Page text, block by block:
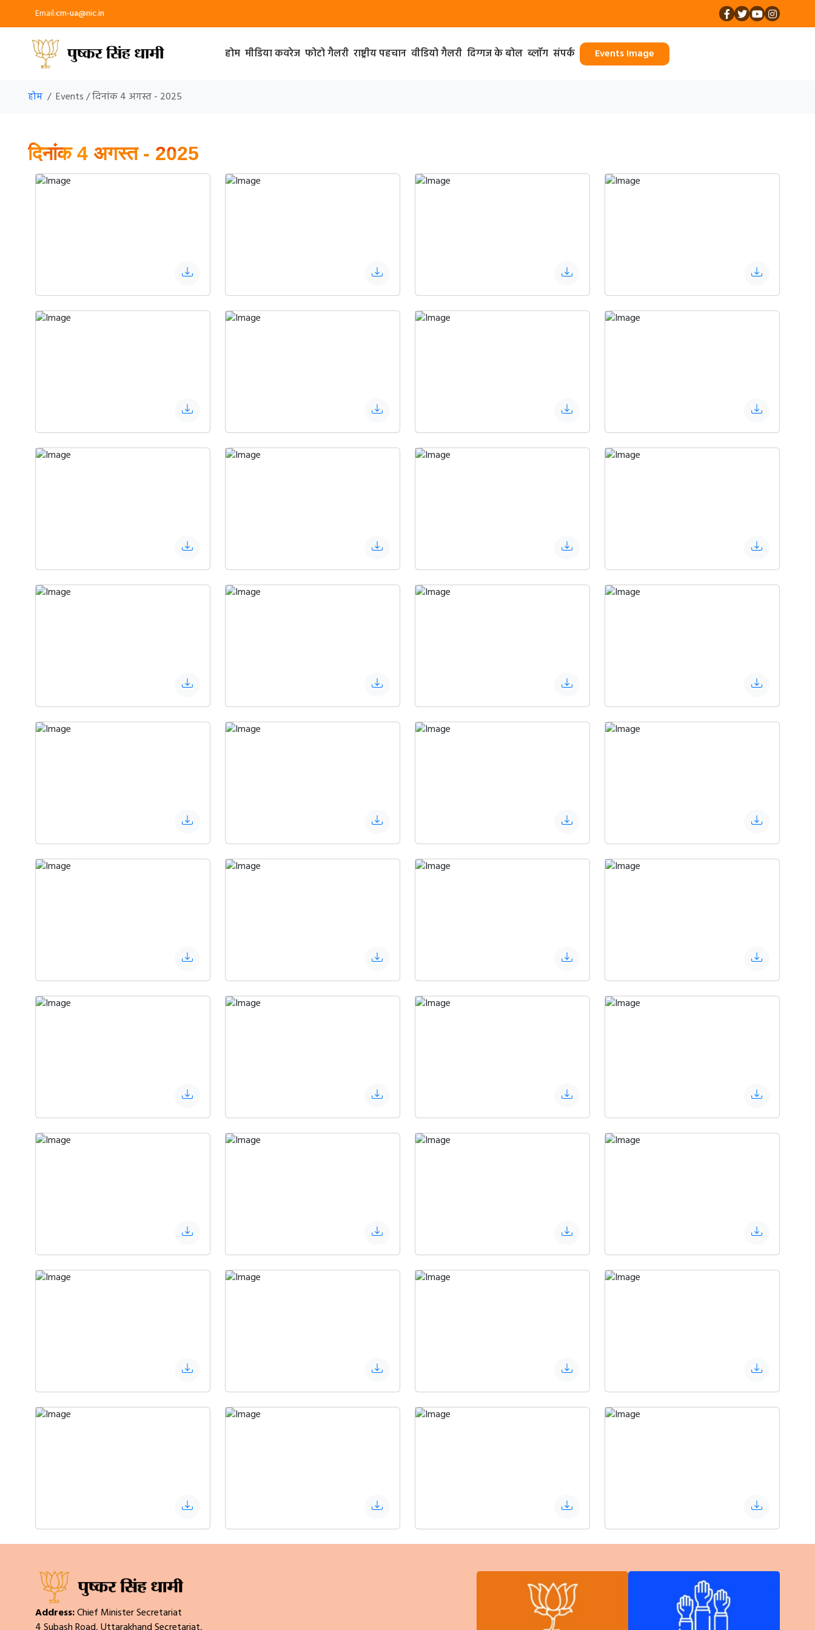
Email:cm-ua@nic.in
होम मीडिया कवरेज फोटो गैलरी राष्ट्रीय पहचान वीडियो गैलरी दिग्गज के बोल ब्लॉग संपर्क Events Image
होम Events / दिनांक 4 अगस्त - 2025
दिनांक 4 अगस्त - 2025
Address:Chief Minister Secretariat